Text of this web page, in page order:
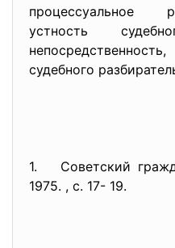
процессуальное
устность
судебного
1. Советский
1975. , с. 17- 19.